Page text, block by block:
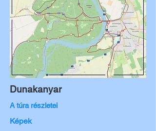
Dunakanyar
A túra részletei
Képek